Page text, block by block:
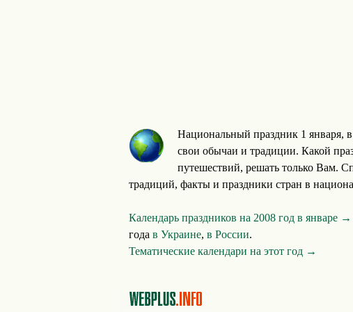
Национальный праздник 1 января,
свои обычаи и традиции. Какой
путешествий, решать только Вам.
традиций, факты и праздники стран в
Календарь праздников на 2008 год в январе →
года в Украине, в России.
Тематические календари на этот год →